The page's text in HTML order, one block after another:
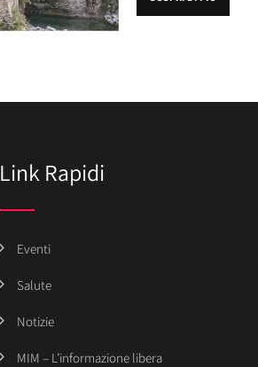
Link Rapidi
Eventi
Salute
Notizie
MIM – L’informazione libera